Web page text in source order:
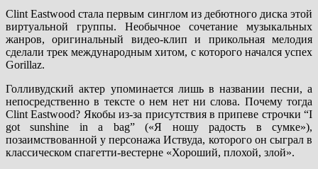
Clint Eastwood стала первым синглом из дебютного диска этой
виртуальной группы. Необычное сочетание музыкальных
жанров, оригинальный видео-клип и прикольная мелодия
сделали трек международным хитом, с которого начался успех
Gorillaz.
Голливудский актер упоминается лишь в названии песни, а
непосредственно в тексте о нем нет ни слова. Почему тогда
Clint Eastwood? Якобы из-за присутствия в припеве строчки “I
got sunshine in a bag” («Я ношу радость в сумке»),
позаимствованной у персонажа Иствуда, которого он сыграл в
классическом спагетти-вестерне «Хороший, плохой, злой».